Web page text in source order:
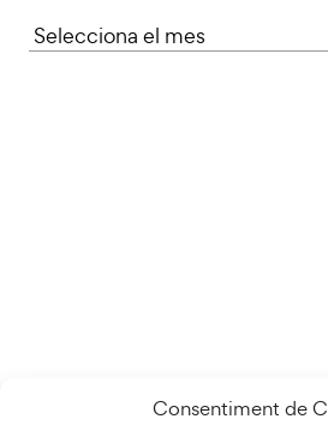
Consentiment de